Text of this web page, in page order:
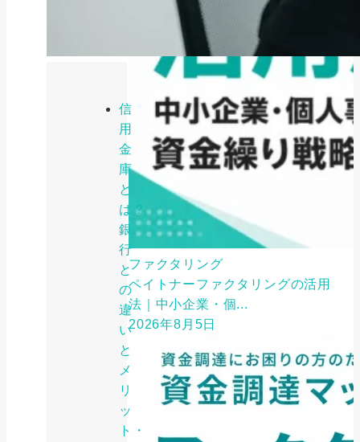
信
用
金
庫
と
は？
銀
行
と
の
違
い
と
メ
リ
ッ
ト・
ファクタリング
ペイトナーファクタリングの活用
法｜中小企業・個...
2026年8月5日